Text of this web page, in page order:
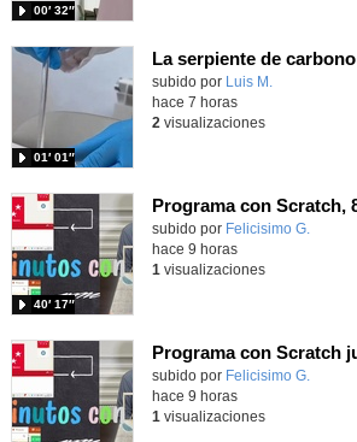
00′ 32″
La serpiente de carbono
Contenido educativo.
subido por Luis M.
01′ 01″
hace 7 horas
2 visualizaciones
Contenido educativo.
subido por Felicisimo G.
40′ 17″
hace 9 horas
1 visualizaciones
Contenido educativo.
subido por Felicisimo G.
hace 9 horas
1 visualizaciones